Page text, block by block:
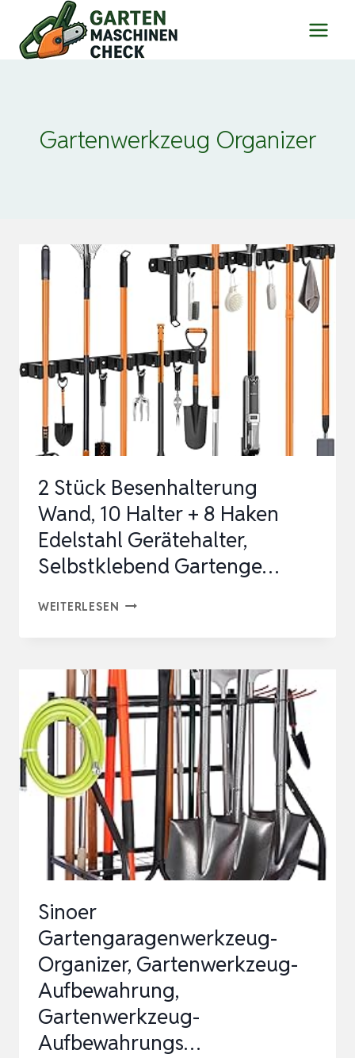
Inhalt
springen
Gartenwerkzeug Organizer
2 Stück Besenhalterung
Wand, 10 Halter + 8 Haken
Edelstahl Gerätehalter,
Selbstklebend Gartenge…
WEITERLESEN 2
WAND,
10
HALTER
+
8
HAKEN
EDELSTAHL
GERÄTEHALTER,
SELBSTKLEBEND
Sinoer
Gartengaragenwerkzeug-
Organizer, Gartenwerkzeug-
Aufbewahrung,
Gartenwerkzeug-
Aufbewahrungs…